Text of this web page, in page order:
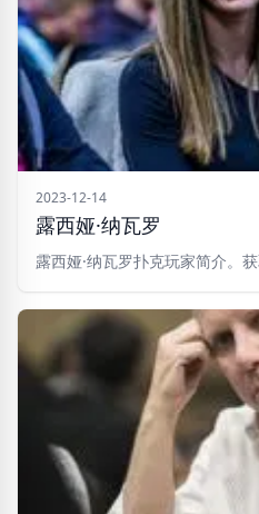
2023-12-14
露西娅·纳瓦罗
露西娅·纳瓦罗扑克玩家简介。